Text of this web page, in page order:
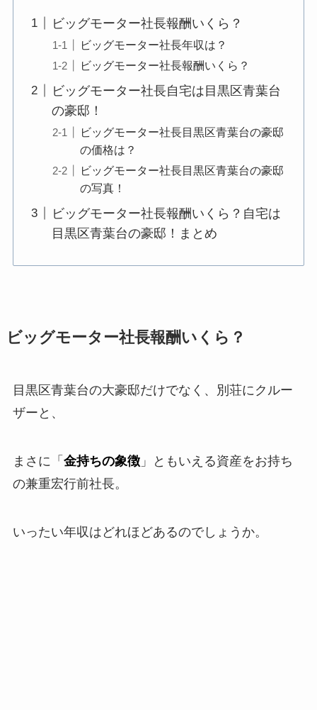
ビッグモーター社長報酬いくら？
ビッグモーター社長年収は？
ビッグモーター社長報酬いくら？
ビッグモーター社長自宅は目黒区青葉台
の豪邸！
ビッグモーター社長目黒区青葉台の豪邸
の価格は？
ビッグモーター社長目黒区青葉台の豪邸
の写真！
ビッグモーター社長報酬いくら？自宅は
目黒区青葉台の豪邸！まとめ
ビッグモーター社長報酬いくら？
目黒区青葉台の大豪邸だけでなく、別荘にクルー
ザーと、
まさに「 金持ちの象徴」ともいえる資産をお持ち
の兼重宏行前社長。
いったい年収はどれほどあるのでしょうか。